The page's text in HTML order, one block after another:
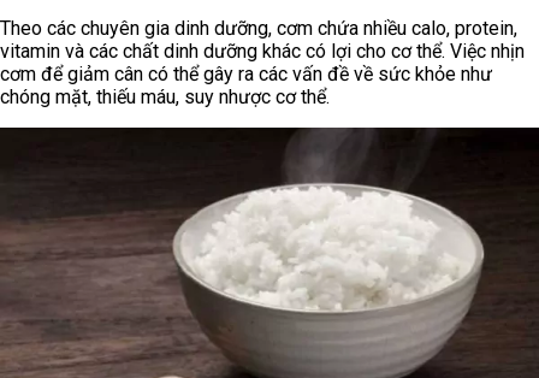
Theo các chuyên gia dinh dưỡng, cơm chứa nhiều calo, protein,
vitamin và các chất dinh dưỡng khác có lợi cho cơ thể. Việc nhịn
cơm để giảm cân có thể gây ra các vấn đề về sức khỏe như
chóng mặt, thiếu máu, suy nhược cơ thể.